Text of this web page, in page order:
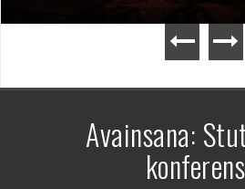
Avainsana: